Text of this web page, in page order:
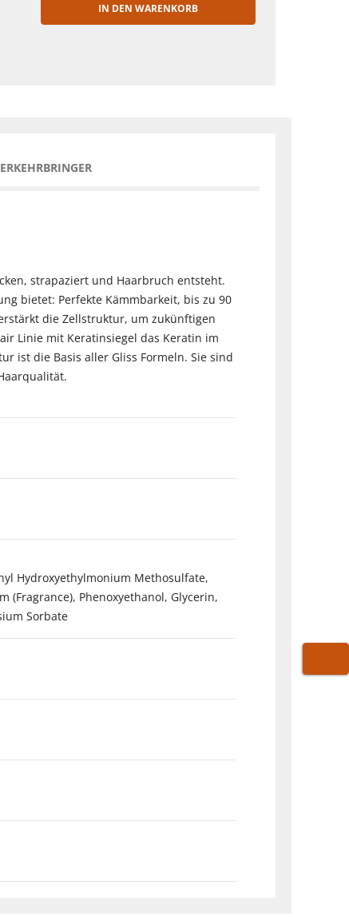
IN DEN WARENKORB
strapaziert und Haarbruch entsteht.
bietet: Perfekte Kämmbarkeit, bis zu 90
die Zellstruktur, um zukünftigen
Linie mit Keratinsiegel das Keratin im
ist die Basis aller Gliss Formeln. Sie sind
Hydroxyethylmonium Methosulfate,
(Fragrance), Phenoxyethanol, Glycerin,
Sorbate